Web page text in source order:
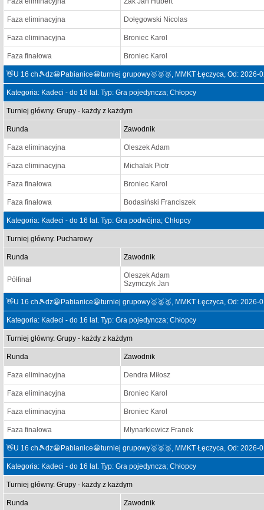
Faza eliminacyjna Dołęgowski Nicolas
Faza eliminacyjna Broniec Karol
Faza finałowa Broniec Karol
👋U 16 ch🎾dz😀Pabianice😀turniej grupowy🥇🥈🥉, MMKT Łęczyca, Od: 2026-
Kategoria: Kadeci - do 16 lat. Typ: Gra pojedyncza; Chłopcy
Turniej główny. Grupy - każdy z każdym
Runda Zawodnik
Faza eliminacyjna Oleszek Adam
Faza eliminacyjna Michalak Piotr
Faza finałowa Broniec Karol
Faza finałowa Bodasiński Franciszek
Kategoria: Kadeci - do 16 lat. Typ: Gra podwójna; Chłopcy
Turniej główny. Pucharowy
Runda Zawodnik
Półfinał
Oleszek Adam
Szymczyk Jan
👋U 16 ch🎾dz😀Pabianice😀turniej grupowy🥇🥈🥉, MMKT Łęczyca, Od: 2026-
Kategoria: Kadeci - do 16 lat. Typ: Gra pojedyncza; Chłopcy
Turniej główny. Grupy - każdy z każdym
Runda Zawodnik
Faza eliminacyjna Dendra Miłosz
Faza eliminacyjna Broniec Karol
Faza eliminacyjna Broniec Karol
Faza finałowa Młynarkiewicz Franek
👋U 16 ch🎾dz😀Pabianice😀turniej grupowy🥇🥈🥉, MMKT Łęczyca, Od: 2026-
Kategoria: Kadeci - do 16 lat. Typ: Gra pojedyncza; Chłopcy
Turniej główny. Grupy - każdy z każdym
Runda Zawodnik